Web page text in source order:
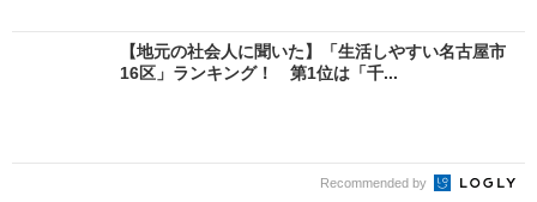
【地元の社会人に聞いた】「生活しやすい名古屋市
16区」ランキング！ 第1位は「千...
Recommended by